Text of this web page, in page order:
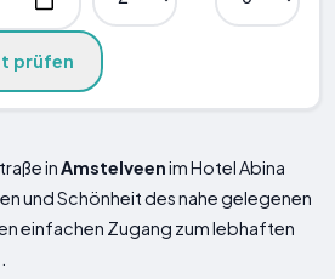
prüfen
inAmstelveenim Hotel Abina
und Schönheit des nahe gelegenen
einfachen Zugang zum lebhaften